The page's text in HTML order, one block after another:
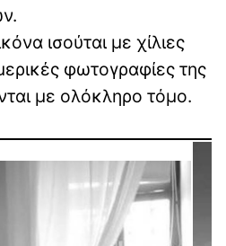
ισούται με χίλιες
φωτογραφίες της
με ολόκληρο τόμο.